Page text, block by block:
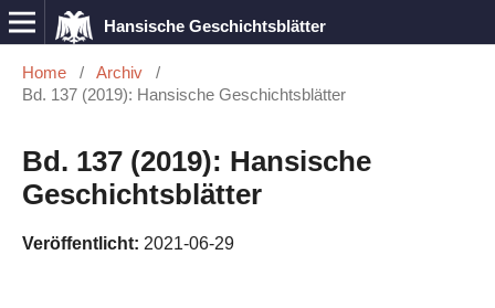
Hansische Geschichtsblätter
Home / Archiv
/
Bd. 137 (2019): Hansische Geschichtsblätter
Bd. 137 (2019): Hansische
Geschichtsblätter
Veröffentlicht: 2021-06-29